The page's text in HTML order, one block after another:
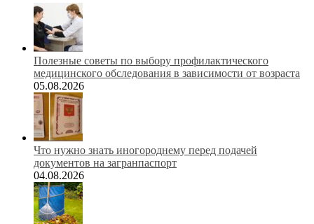
Полезные советы по выбору профилактического
медицинского обследования в зависимости от возраста
05.08.2026
Что нужно знать иногороднему перед подачей
документов на загранпаспорт
04.08.2026